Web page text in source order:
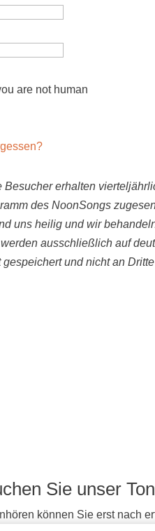
are not human
Besucher erhalten
des NoonSongs
uns heilig und wir
ausschließlich auf
gespeichert und nicht an
Sie unser
können Sie erst nach